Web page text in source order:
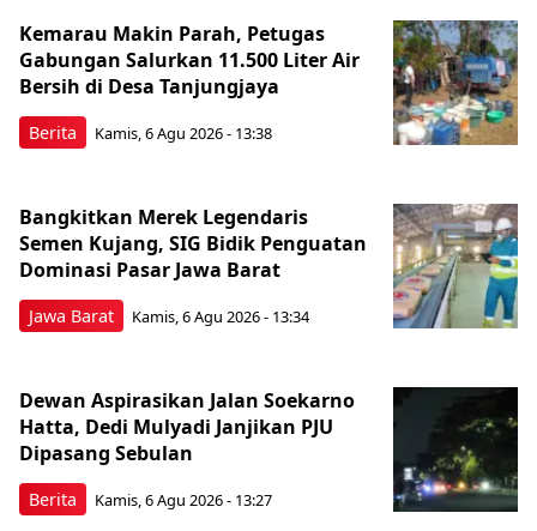
Berita
Kemarau Makin Parah, Petugas
Gabungan Salurkan 11.500 Liter Air
Bersih di Desa Tanjungjaya
Kamis, 6 Agu 2026 - 13:38
Jawa Barat
Bangkitkan Merek Legendaris
Semen Kujang, SIG Bidik Penguatan
Dominasi Pasar Jawa Barat
Kamis, 6 Agu 2026 - 13:34
Berita
Dewan Aspirasikan Jalan Soekarno
Hatta, Dedi Mulyadi Janjikan PJU
Dipasang Sebulan
Kamis, 6 Agu 2026 - 13:27